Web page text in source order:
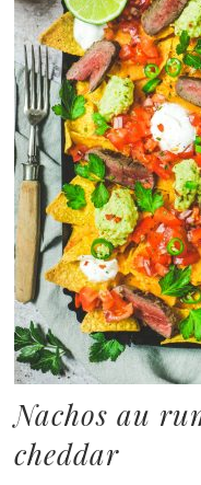
Nachos au
cheddar